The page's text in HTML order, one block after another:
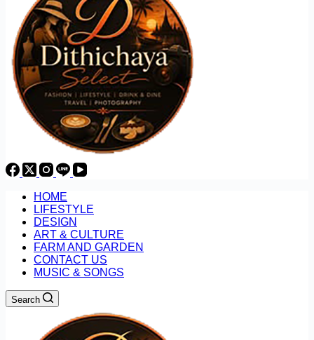
HOME
LIFESTYLE
DESIGN
ART & CULTURE
FARM AND GARDEN
CONTACT US
MUSIC & SONGS
Search